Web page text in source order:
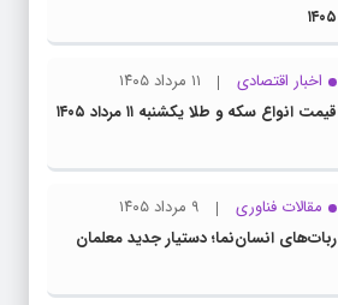
۱۴۰۵
اخبار اقتصادی
۱۱ مرداد ۱۴۰۵
قیمت انواع سکه و طلا یکشنبه ۱۱ مرداد ۱۴۰۵
مقالات فناوری
۹ مرداد ۱۴۰۵
ربات‌های انسان‌نما؛ دستیار جدید معلمان